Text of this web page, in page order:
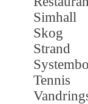
Simhall
Skog
Strand
Tennis